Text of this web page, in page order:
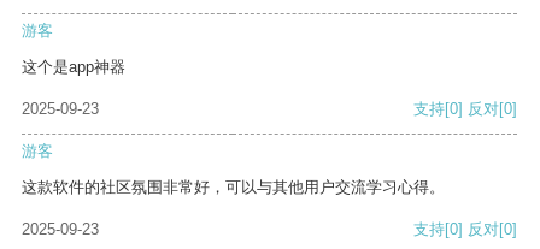
游客
这个是app神器
2025-09-23 支持[0] 反对[0]
游客
这款软件的社区氛围非常好，可以与其他用户交流学习心得。
2025-09-23 支持[0] 反对[0]